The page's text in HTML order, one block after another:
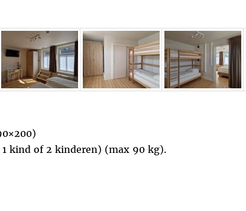
1 kind of 2 kinderen) (max 90 kg).